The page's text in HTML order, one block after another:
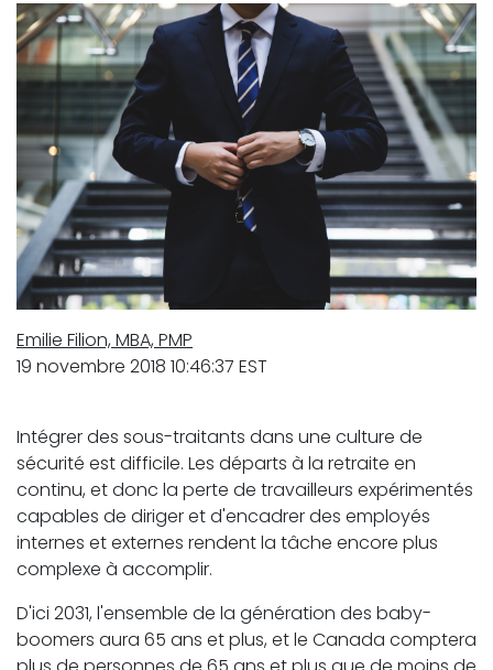
Emilie Filion, MBA, PMP
19 novembre 2018 10:46:37 EST
Intégrer des sous-traitants dans une culture de
sécurité est difficile. Les départs à la retraite en
continu, et donc la perte de travailleurs expérimentés
capables de diriger et d'encadrer des employés
internes et externes rendent la tâche encore plus
complexe à accomplir.
D'ici 2031, l'ensemble de la génération des baby-
boomers aura 65 ans et plus, et le Canada comptera